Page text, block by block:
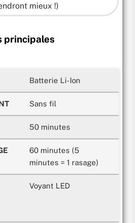
mieux !)
principales
Batterie Li-Ion
Sans fil
50 minutes
60 minutes (5
minutes = 1 rasage)
Voyant LED